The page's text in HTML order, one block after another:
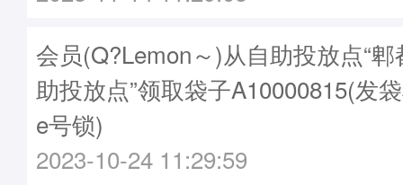
会员(Q?Lemon～)从自助投放点“
助投放点”领取袋子A10000815(发
e号锁)
2023-10-24 11:29:59